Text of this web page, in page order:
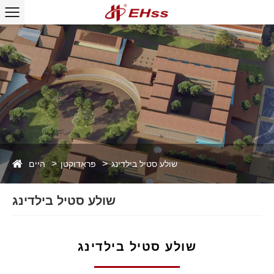
היים פּראָדוקטן שולע סטיל בילדינג
שולע סטיל בילדינג
שולע סטיל בילדינג